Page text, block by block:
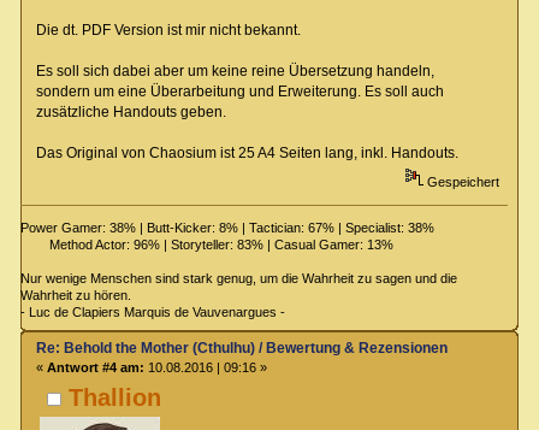
Die dt. PDF Version ist mir nicht bekannt.
Es soll sich dabei aber um keine reine Übersetzung handeln,
sondern um eine Überarbeitung und Erweiterung. Es soll auch
zusätzliche Handouts geben.
Das Original von Chaosium ist 25 A4 Seiten lang, inkl. Handouts.
Gespeichert
Power Gamer: 38% | Butt-Kicker: 8% | Tactician: 67% | Specialist: 38%
Method Actor: 96% | Storyteller: 83% | Casual Gamer: 13%
Nur wenige Menschen sind stark genug, um die Wahrheit zu sagen und die
Wahrheit zu hören.
- Luc de Clapiers Marquis de Vauvenargues -
Thallion
Re: Behold the Mother (Cthulhu) / Bewertung & Rezensionen
« Antwort #4 am: 10.08.2016 | 09:16 »